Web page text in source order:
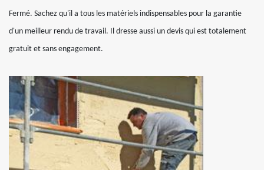
Fermé. Sachez qu'il a tous les matériels indispensables pour la garantie
d'un meilleur rendu de travail. Il dresse aussi un devis qui est totalement
gratuit et sans engagement.